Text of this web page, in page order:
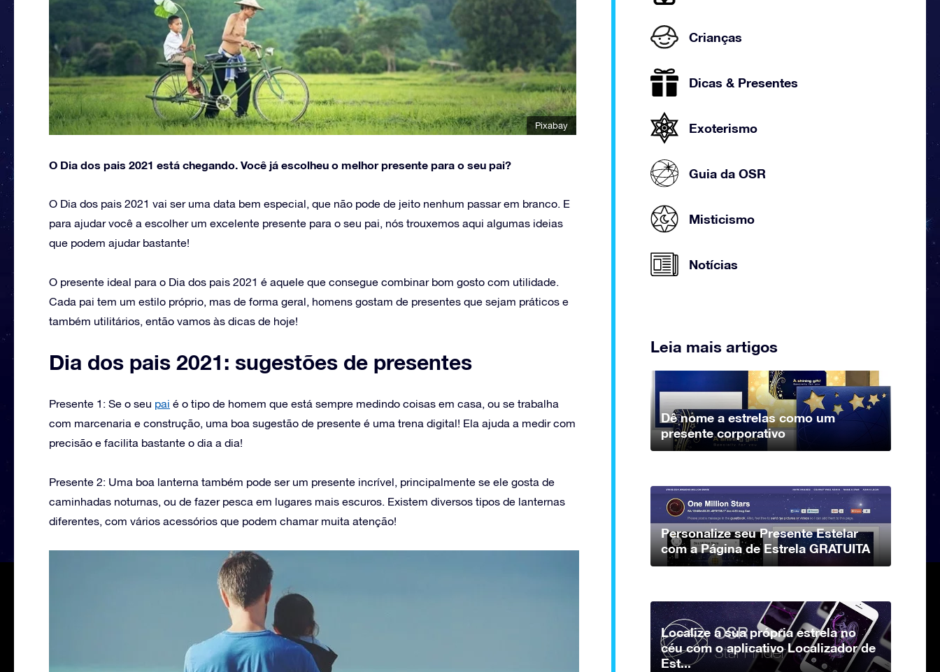
Pixabay
O Dia dos pais 2021 está chegando. Você já escolheu o melhor presente para o seu pai?
O Dia dos pais 2021 vai ser uma data bem especial, que não pode de jeito nenhum passar em branco. E
para ajudar você a escolher um excelente presente para o seu pai, nós trouxemos aqui algumas ideias
que podem ajudar bastante!
O presente ideal para o Dia dos pais 2021 é aquele que consegue combinar bom gosto com utilidade.
Cada pai tem um estilo próprio, mas de forma geral, homens gostam de presentes que sejam práticos e
também utilitários, então vamos às dicas de hoje!
Dia dos pais 2021: sugestões de presentes
Presente 1: Se o seu pai é o tipo de homem que está sempre medindo coisas em casa, ou se trabalha
com marcenaria e construção, uma boa sugestão de presente é uma trena digital! Ela ajuda a medir com
precisão e facilita bastante o dia a dia!
Presente 2: Uma boa lanterna também pode ser um presente incrível, principalmente se ele gosta de
caminhadas noturnas, ou de fazer pesca em lugares mais escuros. Existem diversos tipos de lanternas
diferentes, com vários acessórios que podem chamar muita atenção!
Crianças
Dicas & Presentes
Exoterismo
Guia da OSR
Misticismo
Notícias
Leia mais artigos
Dê nome a estrelas como um
presente corporativo
Personalize seu Presente Estelar
com a Página de Estrela GRATUITA
Localize a sua própria estrela no
céu com o aplicativo Localizador de
Est...